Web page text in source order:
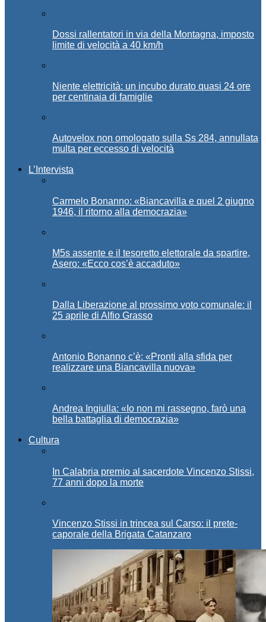
Dossi rallentatori in via della Montagna, imposto
limite di velocità a 40 km/h
Niente elettricità: un incubo durato quasi 24 ore
per centinaia di famiglie
Autovelox non omologato sulla Ss 284, annullata
multa per eccesso di velocità
L’Intervista
Carmelo Bonanno: «Biancavilla e quel 2 giugno
1946, il ritorno alla democrazia»
M5s assente e il tesoretto elettorale da spartire,
Asero: «Ecco cos’è accaduto»
Dalla Liberazione al prossimo voto comunale: il
25 aprile di Alfio Grasso
Antonio Bonanno c’è: «Pronti alla sfida per
realizzare una Biancavilla nuova»
Andrea Ingiulla: «Io non mi rassegno, farò una
bella battaglia di democrazia»
Cultura
In Calabria premio al sacerdote Vincenzo Stissi,
77 anni dopo la morte
Vincenzo Stissi in trincea sul Carso: il prete-
caporale della Brigata Catanzaro